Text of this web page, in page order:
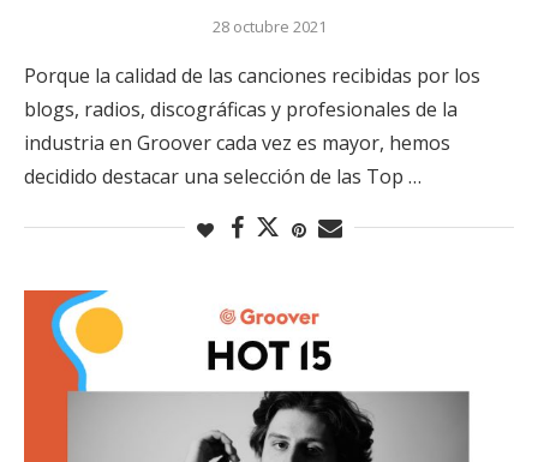
28 octubre 2021
Porque la calidad de las canciones recibidas por los
blogs, radios, discográficas y profesionales de la
industria en Groover cada vez es mayor, hemos
decidido destacar una selección de las Top …